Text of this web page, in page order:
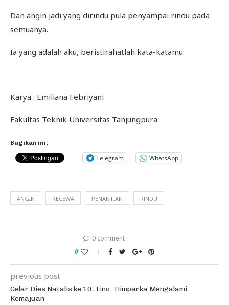
Dan angin jadi yang dirindu pula penyampai rindu pada
semuanya.
Ia yang adalah aku, beristirahatlah kata-katamu.
Karya : Emiliana Febriyani
Fakultas Teknik Universitas Tanjungpura
Bagikan ini:
Telegram WhatsApp
ANGIN KECEWA PENANTIAN RINDU
0 comment
0
previous post
Gelar Dies Natalis ke 10, Tino : Himparka Mengalami
Kemajuan